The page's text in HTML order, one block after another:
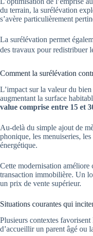
du terrain, la surélévation
s’avère particulièrement
La surélévation permet
des travaux pour redistribuer
Comment la surélévation
L’impact sur la valeur du
augmentant la surface
value comprise entre 15 et
Au-delà du simple ajout de
phonique, les menuiseries,
énergétique.
Cette modernisation améliore
transaction immobilière. Un
un prix de vente supérieur.
Situations courantes qui
Plusieurs contextes
d’accueillir un parent âgé ou